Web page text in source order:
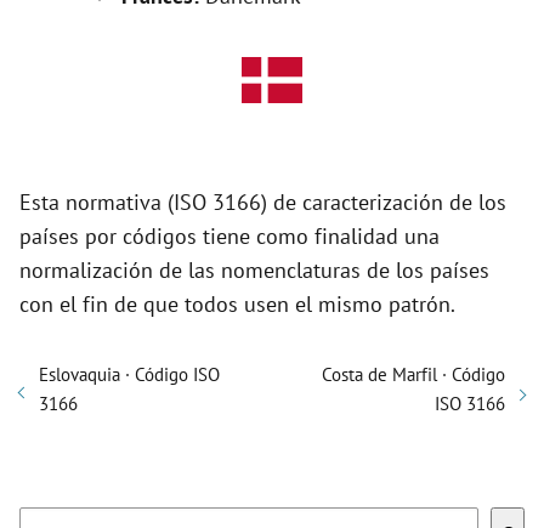
Esta normativa (ISO 3166) de caracterización de los
países por códigos tiene como finalidad una
normalización de las nomenclaturas de los países
con el fin de que todos usen el mismo patrón.
Eslovaquia · Código ISO
3166
Costa de Marfil · Código
ISO 3166